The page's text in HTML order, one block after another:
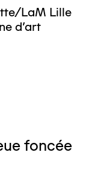
LaM Lille
d’art
foncée